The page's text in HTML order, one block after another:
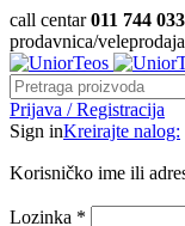
call centar011 744
prodavnica/veleprodaja
Prijava / Registracija
Sign inKreirajte nalog:
Korisničko ime ili
Lozinka *